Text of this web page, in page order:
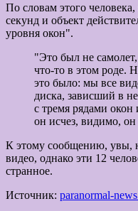
По словам этого
секунд и объект
уровня окон".
"Это был не
что-то в этом роде.
это было: мы все
диска, зависший в
с тремя рядами
он исчез, видимо,
К этому сообщению, увы,
видео, однако эти 12
странное.
Источник: paranormal-